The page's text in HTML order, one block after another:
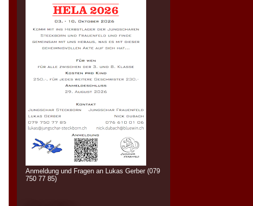
Anmeldung und Fragen an Lukas Gerber (079
750 77 85)